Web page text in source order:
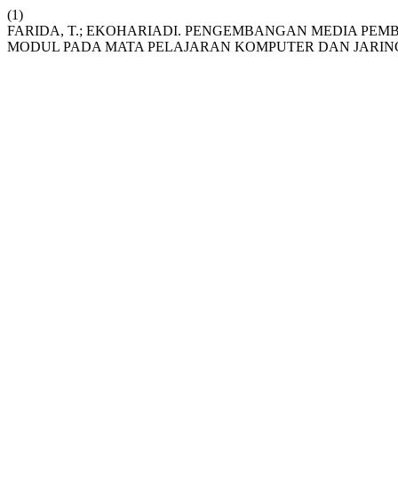
(1)
FARIDA, T.; EKOHARIADI. PENGEMBANGAN MEDIA
MODUL PADA MATA PELAJARAN KOMPUTER DAN